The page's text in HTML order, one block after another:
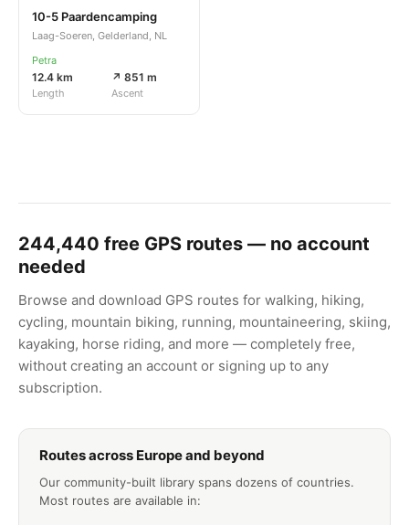
10-5 Paardencamping
Laag-Soeren, Gelderland, NL
Petra
12.4 km
Length
↗ 851 m
Ascent
244,440 free GPS routes — no account
needed
Browse and download GPS routes for walking, hiking,
cycling, mountain biking, running, mountaineering, skiing,
kayaking, horse riding, and more — completely free,
without creating an account or signing up to any
subscription.
Routes across Europe and beyond
Our community-built library spans dozens of countries.
Most routes are available in: